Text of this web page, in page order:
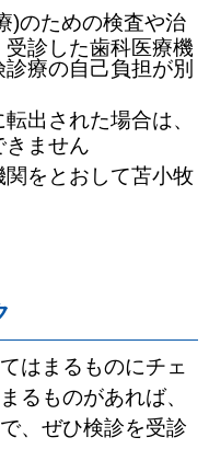
)のための検査や治
診した歯科医療機
療の自己負担が別
出された場合は、
ません
をとおして苫小牧
はまるものにチェ
るものがあれば、
、ぜひ検診を受診